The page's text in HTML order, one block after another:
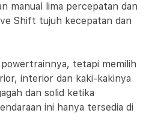
manual lima percepatan dan
Shift tujuh kecepatan dan
tetapi memilih
interior dan kaki-kakinya
dan solid ketika
ini hanya tersedia di